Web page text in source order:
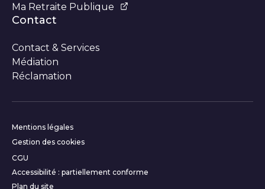
Ma Retraite Publique
Contact
Contact & Services
Médiation
Réclamation
Informations
Mentions légales
Gestion des cookies
CGU
Accessibilité : partiellement conforme
Plan du site